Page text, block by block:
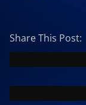
Share This Post: